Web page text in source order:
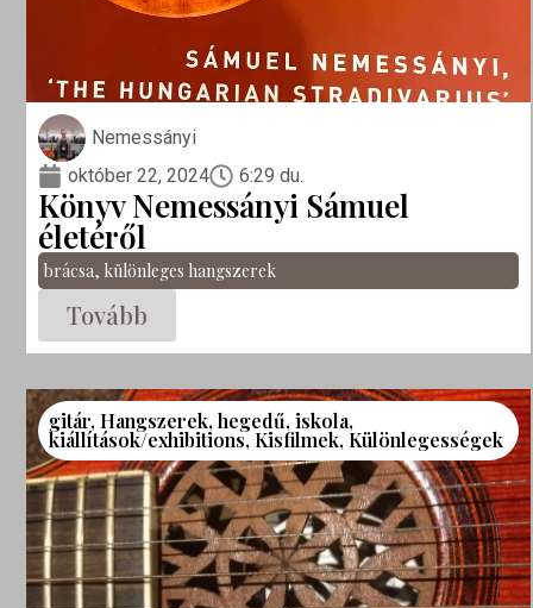
Nemessányi
október 22, 2024
6:29 du.
Könyv Nemessányi Sámuel
életéről
brácsa, különleges hangszerek
Tovább
gitár, Hangszerek,hegedű,iskola,
kiállítások/exhibitions, Kisfilmek, Különlegességek